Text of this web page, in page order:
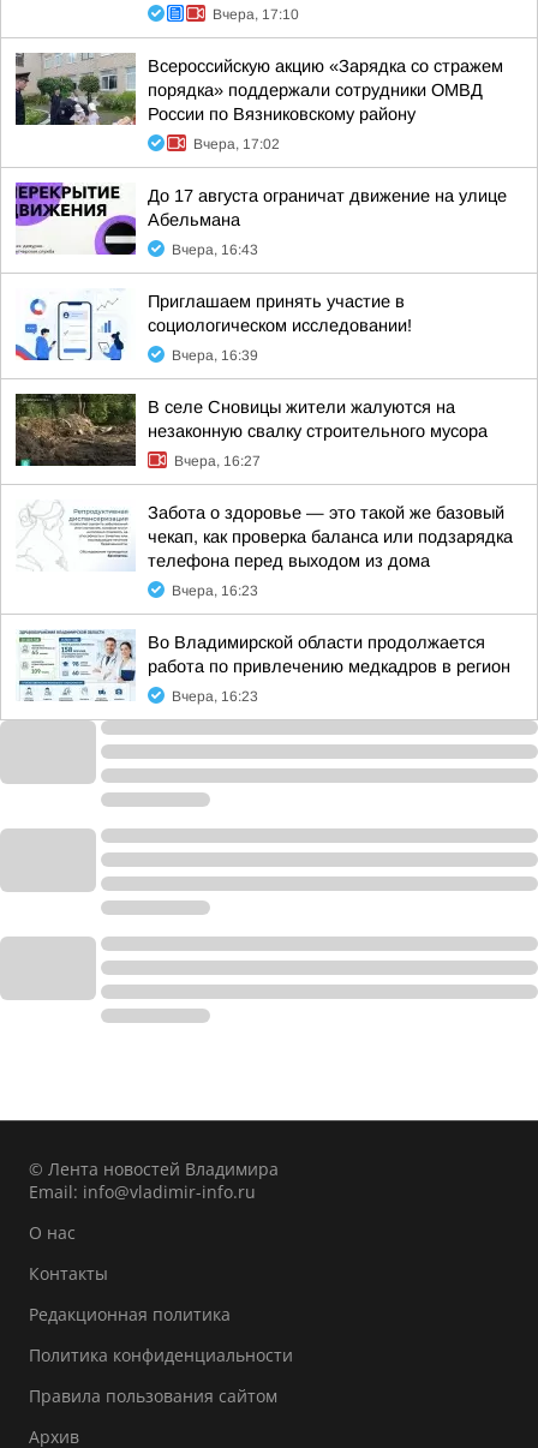
Вчера, 17:10
Всероссийскую акцию «Зарядка со стражем
порядка» поддержали сотрудники ОМВД
России по Вязниковскому району
Вчера, 17:02
До 17 августа ограничат движение на улице
Абельмана
Вчера, 16:43
Приглашаем принять участие в
социологическом исследовании!
Вчера, 16:39
В селе Сновицы жители жалуются на
незаконную свалку строительного мусора
Вчера, 16:27
Забота о здоровье — это такой же базовый
чекап, как проверка баланса или подзарядка
телефона перед выходом из дома
Вчера, 16:23
Во Владимирской области продолжается
работа по привлечению медкадров в регион
Вчера, 16:23
© Лента новостей Владимира
Email: info@vladimir-info.ru
О нас
Контакты
Редакционная политика
Политика конфиденциальности
Правила пользования сайтом
Архив